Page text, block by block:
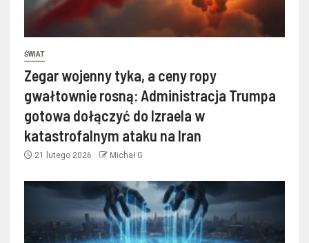
ŚWIAT
Zegar wojenny tyka, a ceny ropy
gwałtownie rosną: Administracja Trumpa
gotowa dołączyć do Izraela w
katastrofalnym ataku na Iran
21 lutego 2026 Michał G